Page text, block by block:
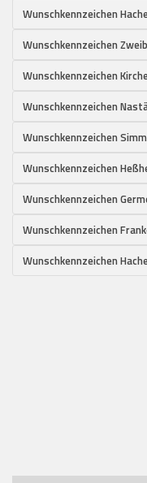
Wunschkennzeichen
Wunschkennzeichen
Wunschkennzeichen
Wunschkennzeichen
Wunschkennzeichen
Wunschkennzeichen
Wunschkennzeichen
Wunschkennzeichen
Wunschkennzeichen